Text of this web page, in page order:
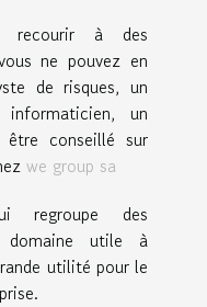
recourir à des
ne pouvez en
de risques, un
informaticien, un
être conseillé sur
we group sa
regroupe des
domaine utile à
utilité pour le